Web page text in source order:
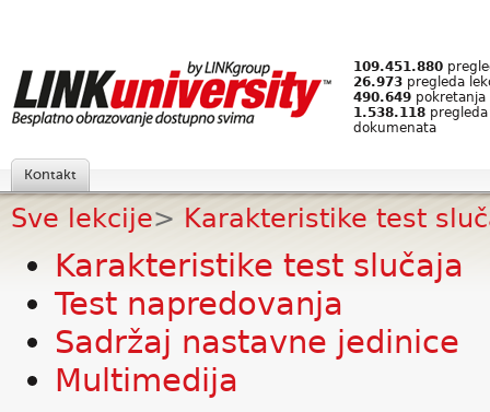
109.451.880
26.973 pregleda
490.649 pokretanja
1.538.118
dokumenata
Kontakt
Sve lekcije> Karakteristike test
Karakteristike test slučaja
Test napredovanja
Sadržaj nastavne jedinice
Multimedija